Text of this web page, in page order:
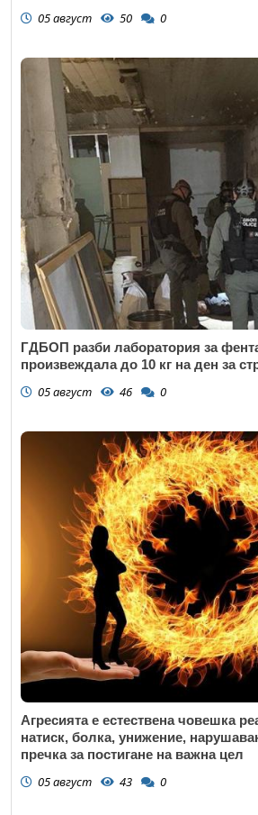
05 август 50 0
ГДБОП разби лаборатория за
произвеждала до 10 кг на ден за
05 август 46 0
Агресията е естествена човешка
натиск, болка, унижение,
пречка за постигане на важна цел
05 август 43 0